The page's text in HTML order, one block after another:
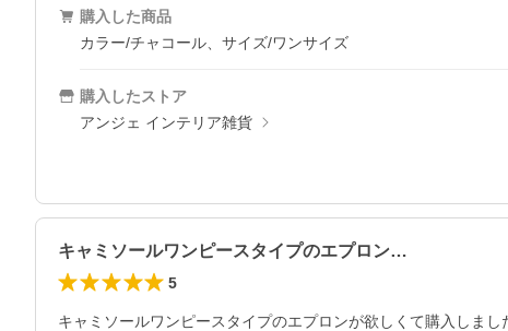
購入した商品
カラー/チャコール、サイズ/ワンサイズ
購入したストア
アンジェ インテリア雑貨
キャミソールワンピースタイプのエプロン…
5
キャミソールワンピースタイプのエプロンが欲しくて購入しま